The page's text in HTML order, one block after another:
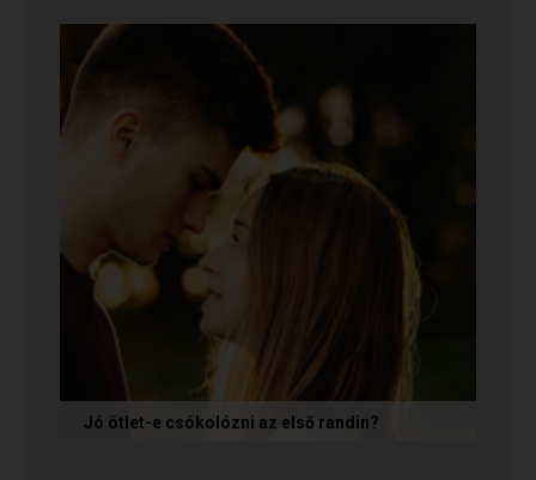
tépelődünk: mit tegyünk, ha valakit
szimpatikusnak találunk elsőre, de még...
Jó ötlet-e csókolózni az első randin?